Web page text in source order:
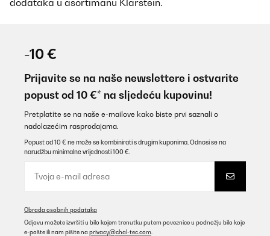
dodataka u asortimanu Klarstein.
-10 €
Prijavite se na naše newslettere i ostvarite
popust od 10 €* na sljedeću kupovinu!
Pretplatite se na naše e-mailove kako biste prvi saznali o
nadolazećim rasprodajama.
Popust od 10 € ne može se kombinirati s drugim kuponima. Odnosi se na
narudžbu minimalne vrijednosti 100 €.
Obrada osobnih podataka
Odjavu možete izvršiti u bilo kojem trenutku putem poveznice u podnožju bilo koje
e-pošte ili nam pišite na privacy@chal-tec.com